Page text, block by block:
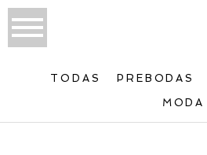
TODAS PREBODAS
MODA